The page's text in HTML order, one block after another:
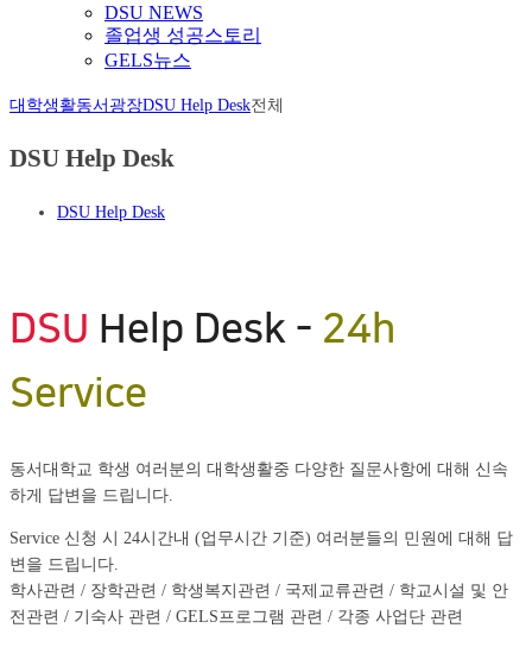
DSU NEWS
졸업생 성공스토리
GELS뉴스
대학생활동서광장DSU Help Desk전체
DSU Help Desk
DSU Help Desk
DSU Help Desk - 24h
Service
동서대학교 학생 여러분의 대학생활중 다양한 질문사항에 대해 신속
하게 답변을 드립니다.
Service 신청 시 24시간내 (업무시간 기준) 여러분들의 민원에 대해 답
변을 드립니다.
학사관련 / 장학관련 / 학생복지관련 / 국제교류관련 / 학교시설 및 안
전관련 / 기숙사 관련 / GELS프로그램 관련 / 각종 사업단 관련